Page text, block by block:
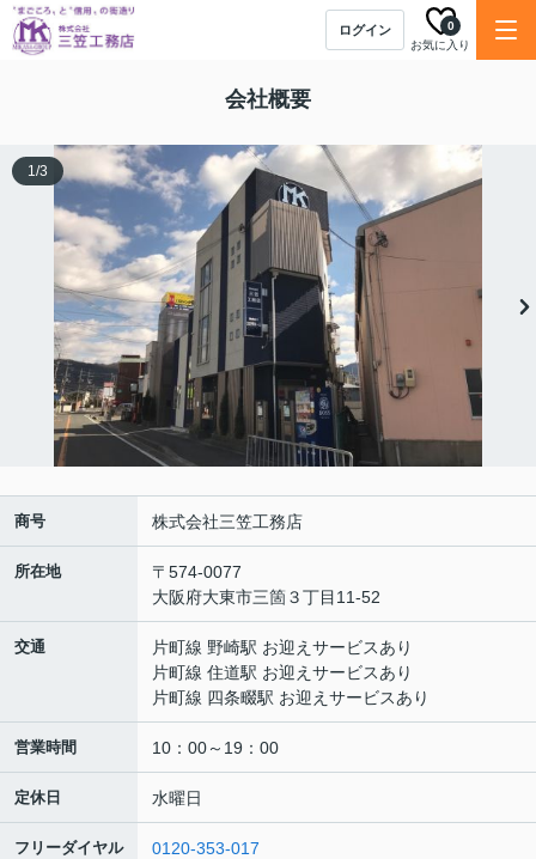
ログイン
お気に入り
0
会社概要
1/3
商号 株式会社三笠工務店
所在地
〒574-0077
大阪府大東市三箇３丁目11-52
交通
片町線 野崎駅 お迎えサービスあり
片町線 住道駅 お迎えサービスあり
片町線 四条畷駅 お迎えサービスあり
営業時間 10：00～19：00
定休日 水曜日
フリーダイヤル 0120-353-017